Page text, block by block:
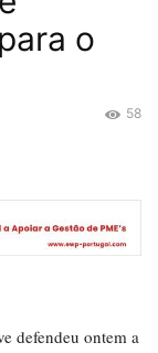
o
58
defendeu ontem a